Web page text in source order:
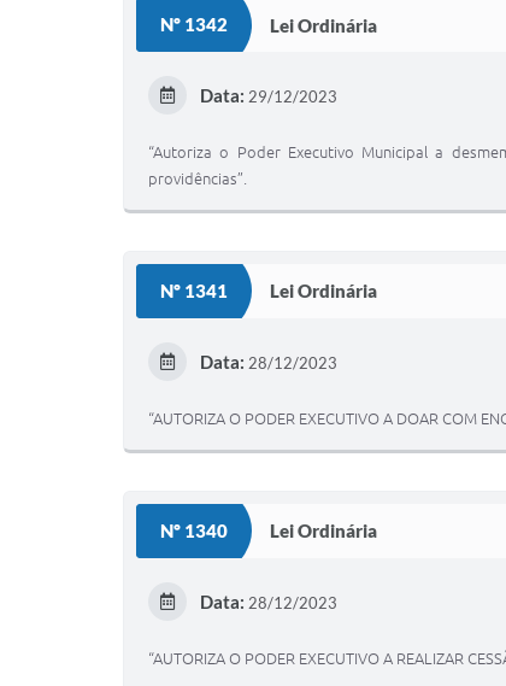
Nº 1342 Lei Ordinária
Data: 29/12/2023
“Autoriza o Poder Executivo Municipal a
providências”.
Nº 1341 Lei Ordinária
Data: 28/12/2023
“AUTORIZA O PODER EXECUTIVO A DOAR COM
Nº 1340 Lei Ordinária
Data: 28/12/2023
“AUTORIZA O PODER EXECUTIVO A REALIZAR